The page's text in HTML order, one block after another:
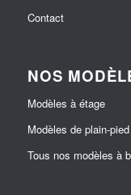
Contact
NOS
Modèles à étage
Modèles de plain-pied
Tous nos modèles à